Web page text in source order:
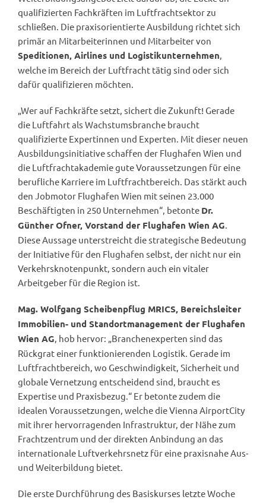
qualifizierten Fachkräften im Luftfrachtsektor zu
schließen. Die praxisorientierte Ausbildung richtet sich
primär an Mitarbeiterinnen und Mitarbeiter von
Speditionen, Airlines und Logistikunternehmen,
welche im Bereich der Luftfracht tätig sind oder sich
dafür qualifizieren möchten.
„Wer auf Fachkräfte setzt, sichert die Zukunft! Gerade
die Luftfahrt als Wachstumsbranche braucht
qualifizierte Expertinnen und Experten. Mit dieser neuen
Ausbildungsinitiative schaffen der Flughafen Wien und
die Luftfrachtakademie gute Voraussetzungen für eine
berufliche Karriere im Luftfrachtbereich. Das stärkt auch
den Jobmotor Flughafen Wien mit seinen 23.000
Beschäftigten in 250 Unternehmen“, betonte Dr.
Günther Ofner, Vorstand der Flughafen Wien AG.
Diese Aussage unterstreicht die strategische Bedeutung
der Initiative für den Flughafen selbst, der nicht nur ein
Verkehrsknotenpunkt, sondern auch ein vitaler
Arbeitgeber für die Region ist.
Mag. Wolfgang Scheibenpflug MRICS, Bereichsleiter
Immobilien- und Standortmanagement der Flughafen
Wien AG, hob hervor: „Branchenexperten sind das
Rückgrat einer funktionierenden Logistik. Gerade im
Luftfrachtbereich, wo Geschwindigkeit, Sicherheit und
globale Vernetzung entscheidend sind, braucht es
Expertise und Praxisbezug.“ Er betonte zudem die
idealen Voraussetzungen, welche die Vienna AirportCity
mit ihrer hervorragenden Infrastruktur, der Nähe zum
Frachtzentrum und der direkten Anbindung an das
internationale Luftverkehrsnetz für eine praxisnahe Aus-
und Weiterbildung bietet.
Die erste Durchführung des Basiskurses letzte Woche